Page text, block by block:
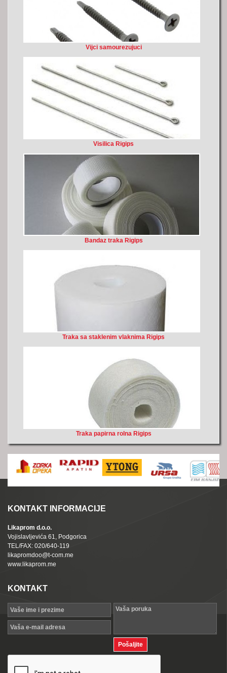
Vijci samourezujuci
Visilica Rigips
Bandaz traka Rigips
Traka sa staklenim vlaknima Rigips
Traka papirna rolna Rigips
KONTAKT INFORMACIJE
Likaprom d.o.o.
Vojislavljevića 61, Podgorica
TEL/FAX: 020/640-119
likapromdoo@t-com.me
www.likaprom.me
KONTAKT